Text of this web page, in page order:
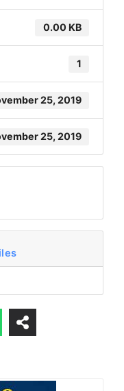
0.00 KB
1
25, 2019
25, 2019